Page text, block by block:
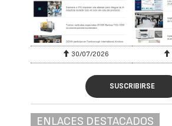
30/07/2026
SUSCRIBIRSE
ENLACES DESTACADOS